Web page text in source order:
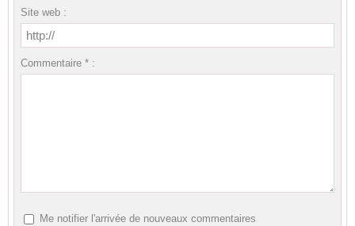
Site web :
Commentaire * :
Me notifier l'arrivée de nouveaux commentaires